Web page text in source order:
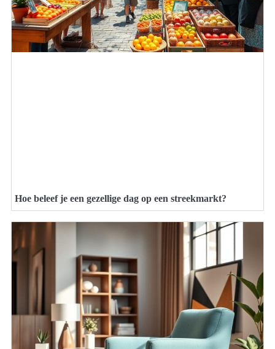
Hoe beleef je een gezellige dag op een streekmarkt?